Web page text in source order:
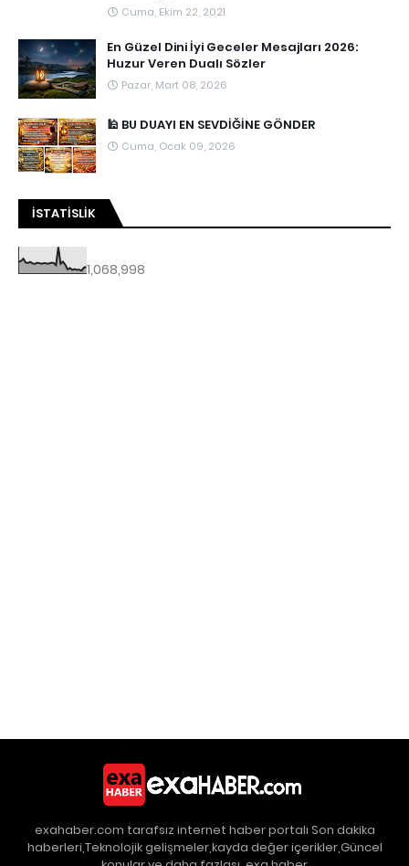
Cuma, Ekim 22, 2021
En Güzel Dini İyi Geceler Mesajları 2026:
Huzur Veren Dualı Sözler
Pazar, Mart 08, 2026
🕌 BU DUAYI EN SEVDİĞİNE GÖNDER
Cuma, Ocak 09, 2026
İSTATISLIK
1,068,998
exahaber.com tarafsız internet haber portalı Son dakika
haberleri,Teknolojik gelişmeler,kayda değer içerikler,Güncel